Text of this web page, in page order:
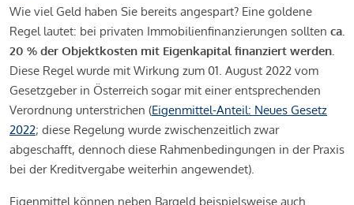
Wie viel Geld haben Sie bereits angespart? Eine goldene
Regel lautet: bei privaten Immobilienfinanzierungen sollten ca.
20 % der Objektkosten mit Eigenkapital finanziert werden.
Diese Regel wurde mit Wirkung zum 01. August 2022 vom
Gesetzgeber in Österreich sogar mit einer entsprechenden
Verordnung unterstrichen (Eigenmittel-Anteil: Neues Gesetz
2022; diese Regelung wurde zwischenzeitlich zwar
abgeschafft, dennoch diese Rahmenbedingungen in der Praxis
bei der Kreditvergabe weiterhin angewendet).
Eigenmittel können neben Bargeld beispielsweise auch